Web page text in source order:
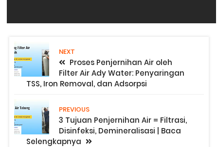
NEXT
Proses Penjernihan Air oleh
Filter Air Ady Water: Penyaringan
TSS, Iron Removal, dan Adsorpsi
PREVIOUS
3 Tujuan Penjernihan Air = Filtrasi,
Disinfeksi, Demineralisasi | Baca
Selengkapnya